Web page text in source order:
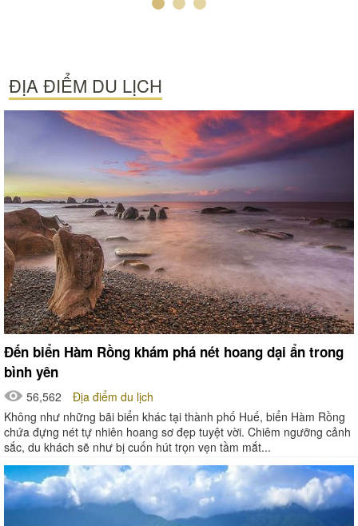
ĐỊA ĐIỂM DU LỊCH
Đến biển Hàm Rồng khám phá nét hoang dại ẩn trong
bình yên
56,562
Địa điểm du lịch
Không như những bãi biển khác tại thành phố Huế, biển Hàm Rồng
chứa đựng nét tự nhiên hoang sơ đẹp tuyệt vời. Chiêm ngưỡng cảnh
sắc, du khách sẽ như bị cuốn hút trọn vẹn tầm mắt...